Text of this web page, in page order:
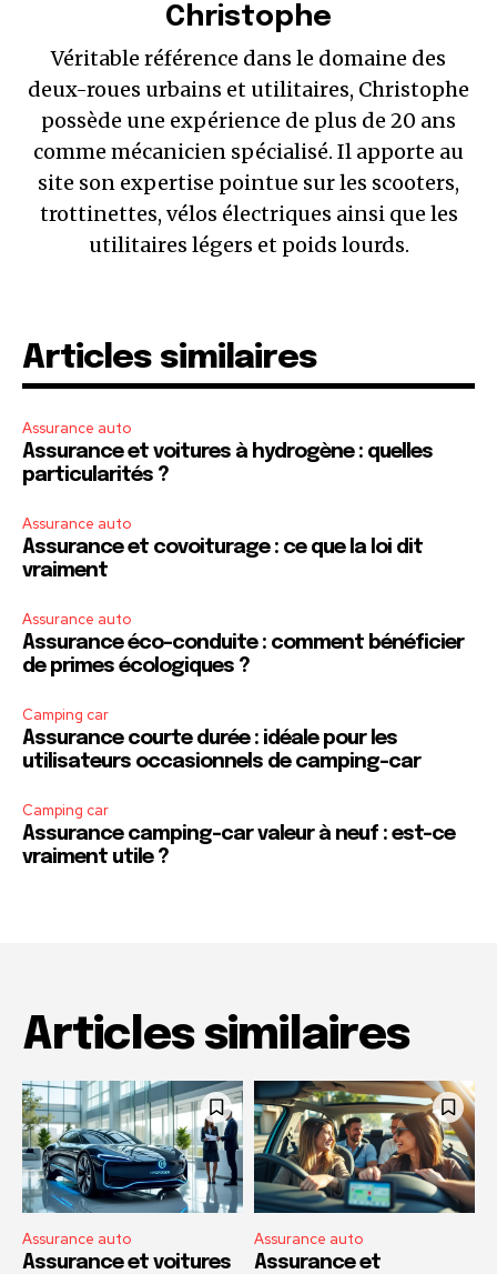
Christophe
Véritable référence dans le domaine des
deux-roues urbains et utilitaires, Christophe
possède une expérience de plus de 20 ans
comme mécanicien spécialisé. Il apporte au
site son expertise pointue sur les scooters,
trottinettes, vélos électriques ainsi que les
utilitaires légers et poids lourds.
Articles similaires
Assurance auto
Assurance et voitures à hydrogène : quelles
particularités ?
Assurance auto
Assurance et covoiturage : ce que la loi dit
vraiment
Assurance auto
Assurance éco-conduite : comment bénéficier
de primes écologiques ?
Camping car
Assurance courte durée : idéale pour les
utilisateurs occasionnels de camping-car
Camping car
Assurance camping-car valeur à neuf : est-ce
vraiment utile ?
Articles similaires
Assurance auto
Assurance et voitures
Assurance auto
Assurance et